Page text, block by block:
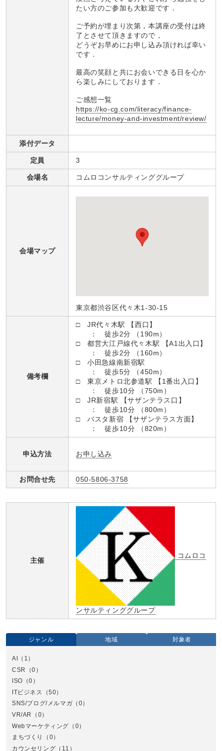
たい方のご参加も大歓迎です．
ご予約が埋まり次第，本講座の受付は終
了とさせて頂きますので，
どうぞお早めにお申し込み頂ければ幸い
です．
最高の笑顔と共にお会いできる日を心か
ら楽しみにしております．
ご感想一覧
https://ko-cg.com/literacy/finance-
lecture/money-and-investment/review/
添付データ
定員 3
会場名 コムロコンサルティンググループ
会場マップ
東京都渋谷区代々木1-30-15
備考欄
□ JR代々木駅 【西口】
： 徒歩2分 （190m）
□ 都営大江戸線代々木駅 【A1出入口】
： 徒歩2分 （160m）
□ 小田急線南新宿駅
： 徒歩5分 （450m）
□ 東京メトロ北参道駅 【1番出入口】
： 徒歩10分 （750m）
□ JR新宿駅 【サザンテラス口】
： 徒歩10分 （800m）
□ バスタ新宿 【サザンテラス方面】
： 徒歩10分 （820m）
申込方法 お申し込み
お問合せ先 050-5806-3758
主催
コムロコ
ンサルティンググループ
ジャンル 地域 対象者
AI
（1）
CSR
（0）
ISO （0）
ITビジネス
（50）
SNS/ブログ/メルマガ （0）
VR/AR
（0）
Webマーケティング （0）
まちづくり
（0）
カウンセリング （11）